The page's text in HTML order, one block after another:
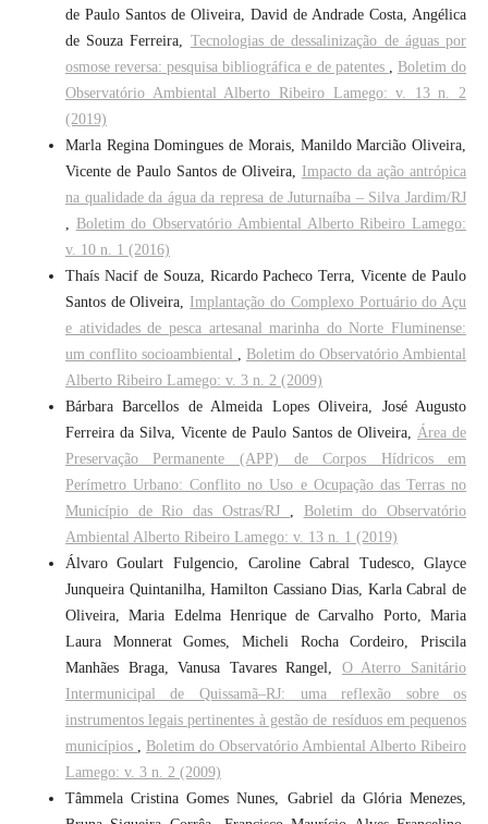
de Paulo Santos de Oliveira, David de Andrade Costa, Angélica
de Souza Ferreira, Tecnologias de dessalinização de águas por
osmose reversa: pesquisa bibliográfica e de patentes
Boletim do
Observatório Ambiental Alberto Ribeiro Lamego: v. 13 n. 2
(2019)
Marla Regina Domingues de Morais, Manildo Marcião Oliveira,
Vicente de Paulo Santos de Oliveira, Impacto da ação antrópica
na qualidade da água da represa de Juturnaíba – Silva Jardim/RJ
Boletim do Observatório Ambiental Alberto Ribeiro Lamego:
v. 10 n. 1 (2016)
Thaís Nacif de Souza, Ricardo Pacheco Terra, Vicente de Paulo
Santos de Oliveira, Implantação do Complexo Portuário do Açu
e atividades de pesca artesanal marinha do Norte Fluminense:
um conflito socioambiental
Boletim do Observatório Ambiental
Alberto Ribeiro Lamego: v. 3 n. 2 (2009)
Bárbara Barcellos de Almeida Lopes Oliveira, José Augusto
Ferreira da Silva, Vicente de Paulo Santos de Oliveira, Área de
Preservação Permanente (APP) de Corpos Hídricos em
Perímetro Urbano: Conflito no Uso e Ocupação das Terras no
Município de Rio das Ostras/RJ
Boletim do Observatório
Ambiental Alberto Ribeiro Lamego: v. 13 n. 1 (2019)
Álvaro Goulart Fulgencio, Caroline Cabral Tudesco, Glayce
Junqueira Quintanilha, Hamilton Cassiano Dias, Karla Cabral de
Oliveira, Maria Edelma Henrique de Carvalho Porto, Maria
Laura Monnerat Gomes, Micheli Rocha Cordeiro, Priscila
Manhães Braga, Vanusa Tavares Rangel, O Aterro Sanitário
Intermunicipal de Quissamã–RJ: uma reflexão sobre os
instrumentos legais pertinentes à gestão de resíduos em pequenos
municípios
Boletim do Observatório Ambiental Alberto Ribeiro
Lamego: v. 3 n. 2 (2009)
Tâmmela Cristina Gomes Nunes, Gabriel da Glória Menezes,